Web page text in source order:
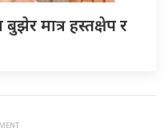
मात्र हस्तक्षेप र